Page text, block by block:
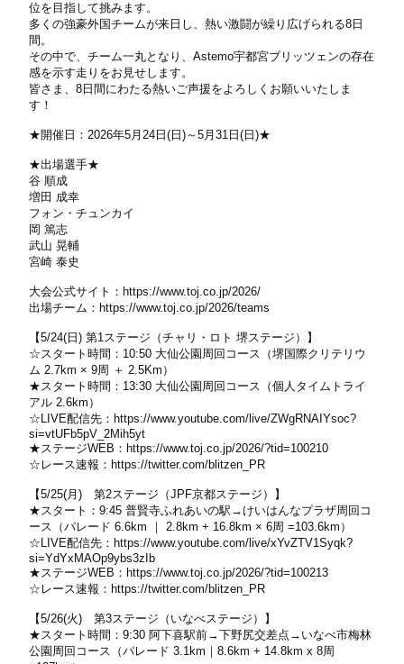
位を目指して挑みます。
多くの強豪外国チームが来日し、熱い激闘が繰り広げられる8日
間。
その中で、チーム一丸となり、Astemo宇都宮ブリッツェンの存在
感を示す走りをお見せします。
皆さま、8日間にわたる熱いご声援をよろしくお願いいたしま
す！
★開催日：2026年5月24日(日)～5月31日(日)★
★出場選手★
谷 順成
増田 成幸
フォン・チュンカイ
岡 篤志
武山 晃輔
宮崎 泰史
大会公式サイト： https://www.toj.co.jp/2026/
出場チーム： https://www.toj.co.jp/2026/teams
【5/24(日) 第1ステージ（チャリ・ロト 堺ステージ）】
☆スタート時間：10:50 大仙公園周回コース（堺国際クリテリウ
ム 2.7km × 9周 ＋ 2.5Km）
★スタート時間：13:30 大仙公園周回コース（個人タイムトライ
アル 2.6km）
☆LIVE配信先： https://www.youtube.com/live/ZWgRNAIYsoc?
si=vtUFb5pV_2Mih5yt
★ステージWEB： https://www.toj.co.jp/2026/?tid=100210
☆レース速報： https://twitter.com/blitzen_PR
【5/25(月) 第2ステージ（JPF京都ステージ）】
★スタート：9:45 普賢寺ふれあいの駅→けいはんなプラザ周回コ
ース（パレード 6.6km ｜ 2.8km + 16.8km × 6周 =103.6km）
☆LIVE配信先： https://www.youtube.com/live/xYvZTV1Syqk?
si=YdYxMAOp9ybs3zIb
★ステージWEB： https://www.toj.co.jp/2026/?tid=100213
☆レース速報： https://twitter.com/blitzen_PR
【5/26(火) 第3ステージ（いなべステージ）】
★スタート時間：9:30 阿下喜駅前→下野尻交差点→いなべ市梅林
公園周回コース（パレード 3.1km｜8.6km + 14.8km x 8周